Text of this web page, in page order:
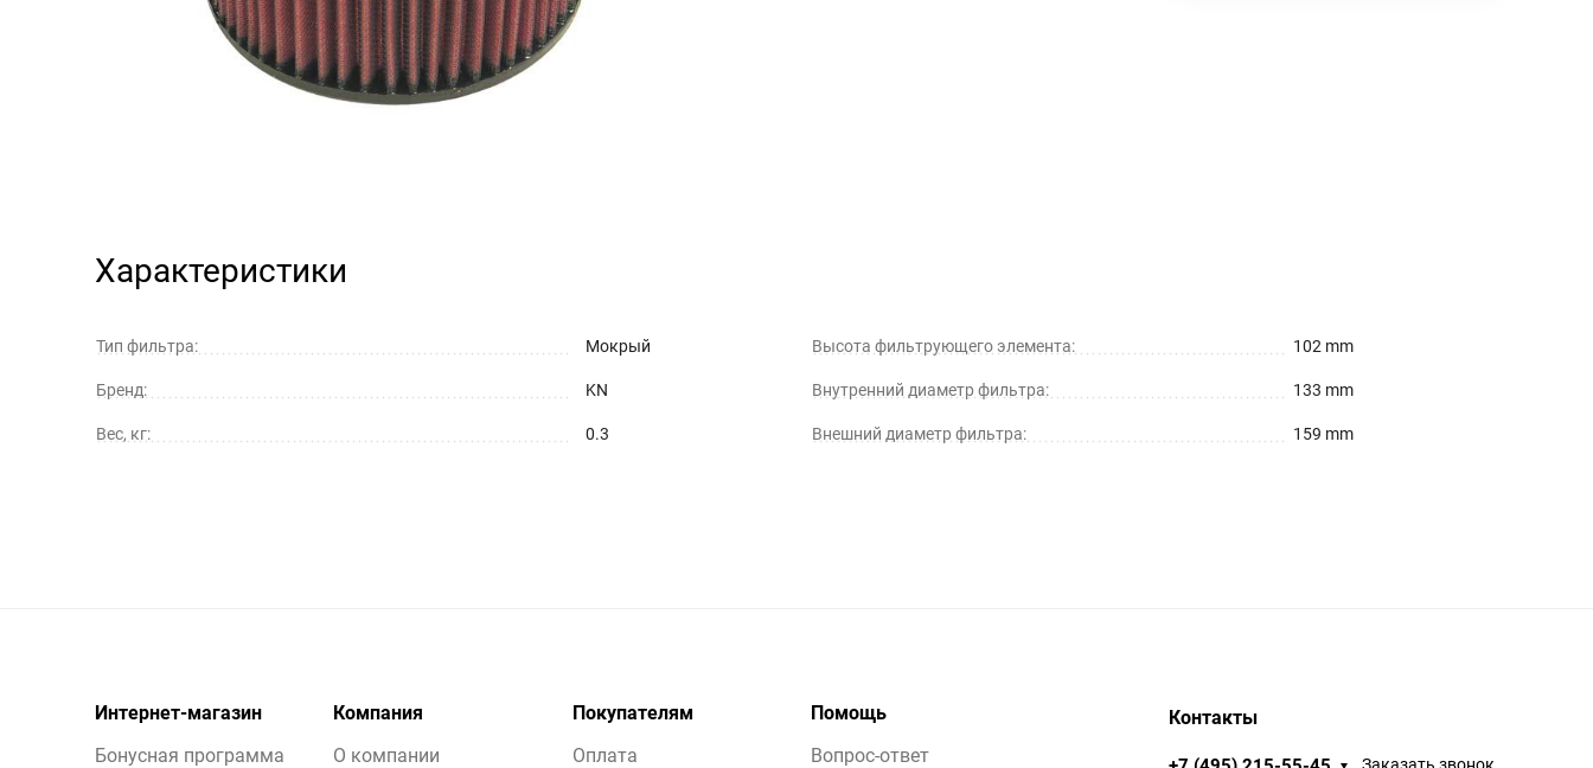
Характеристики
Тип фильтра: Мокрый
Бренд: KN
Вес, кг: 0.3
Высота фильтрующего элемента: 102 mm
Внутренний диаметр фильтра: 133 mm
Внешний диаметр фильтра: 159 mm
Интернет-магазин
Бонусная программа
Компания
О компании
Покупателям
Оплата
Помощь
Вопрос-ответ
Контакты